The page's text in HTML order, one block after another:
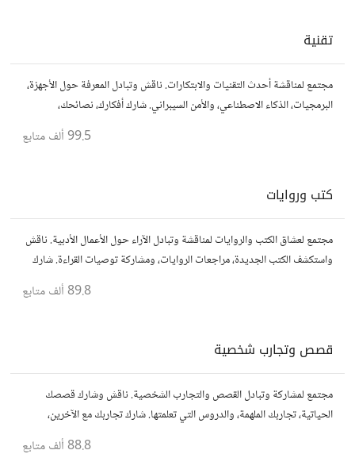
تقنية
مجتمع لمناقشة أحدث التقنيات والابتكارات. ناقش وتبادل المعرفة حول الأجهزة،
البرمجيات، الذكاء الاصطناعي، والأمن السيبراني. شارك أفكارك، نصائحك،
99.5 ألف متابع
كتب وروايات
مجتمع لعشاق الكتب والروايات لمناقشة وتبادل الآراء حول الأعمال الأدبية. ناقش
واستكشف الكتب الجديدة، مراجعات الروايات، ومشاركة توصيات القراءة. شارك
89.8 ألف متابع
قصص وتجارب شخصية
مجتمع لمشاركة وتبادل القصص والتجارب الشخصية. ناقش وشارك قصصك
الحياتية، تجاربك الملهمة، والدروس التي تعلمتها. شارك تجاربك مع الآخرين،
88.8 ألف متابع